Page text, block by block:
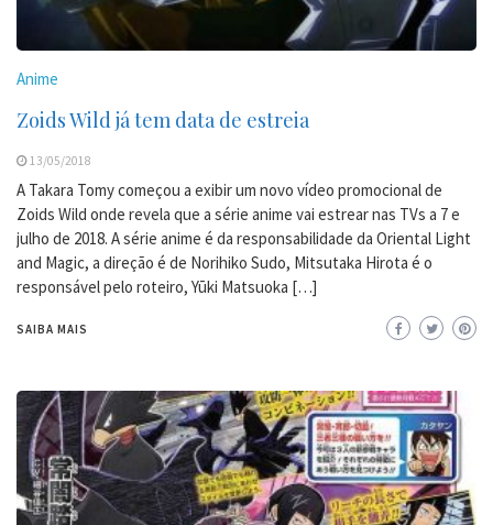
Anime
Zoids Wild já tem data de estreia
13/05/2018
A Takara Tomy começou a exibir um novo vídeo promocional de
Zoids Wild onde revela que a série anime vai estrear nas TVs a 7 e
julho de 2018. A série anime é da responsabilidade da Oriental Light
and Magic, a direção é de Norihiko Sudo, Mitsutaka Hirota é o
responsável pelo roteiro, Yūki Matsuoka […]
SAIBA MAIS